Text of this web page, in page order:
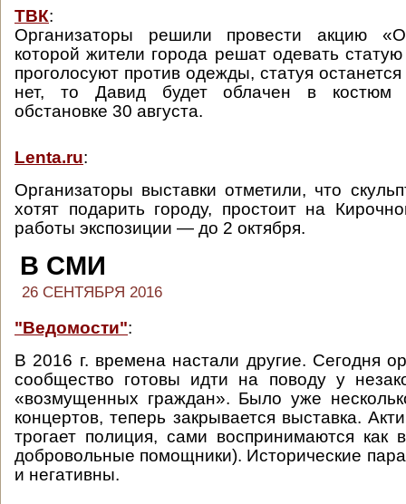
ТВК:
Организаторы решили провести акцию
которой жители города решат одевать
проголосуют против одежды, статуя
нет, то Давид будет облачен в костюм
обстановке 30 августа.
Lenta.ru:
Организаторы выставки отметили, что
хотят подарить городу, простоит на
работы экспозиции — до 2 октября.
В СМИ
26 СЕНТЯБРЯ 2016
"Ведомости":
В 2016 г. времена настали другие. Сегодня
сообщество готовы идти на поводу у
«возмущенных граждан». Было уже
концертов, теперь закрывается выставка.
трогает полиция, сами воспринимаются как
добровольные помощники). Исторические
и негативны.